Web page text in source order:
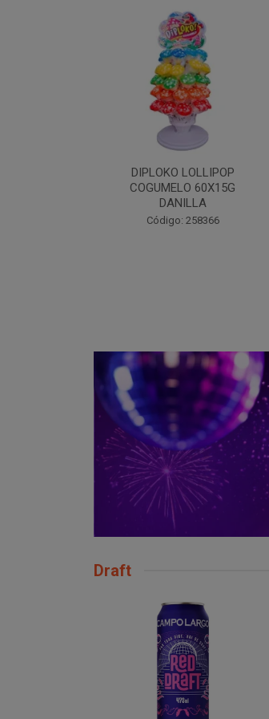
DIPLOKO LOLLIPOP MONST
60X15G DANILLA
Código: 258369
Draft